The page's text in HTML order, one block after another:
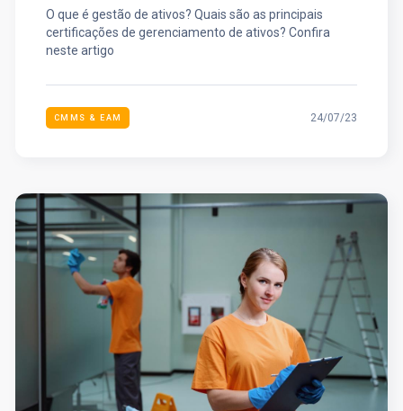
O que é gestão de ativos? Quais são as principais
certificações de gerenciamento de ativos? Confira
neste artigo
CMMS & EAM 24/07/23